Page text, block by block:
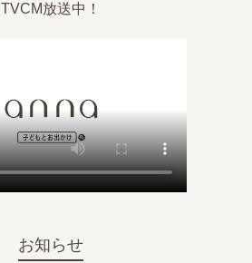
TVCM放送中！
お知らせ